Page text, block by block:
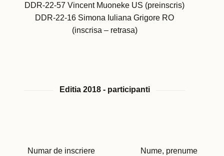
DDR-22-57 Vincent Muoneke US (preinscris)
DDR-22-16 Simona Iuliana Grigore RO
(inscrisa – retrasa)
Editia 2018 - participanti
Numar de inscriere
Nume, prenume